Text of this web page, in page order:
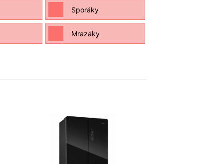
Sporáky
Mrazáky